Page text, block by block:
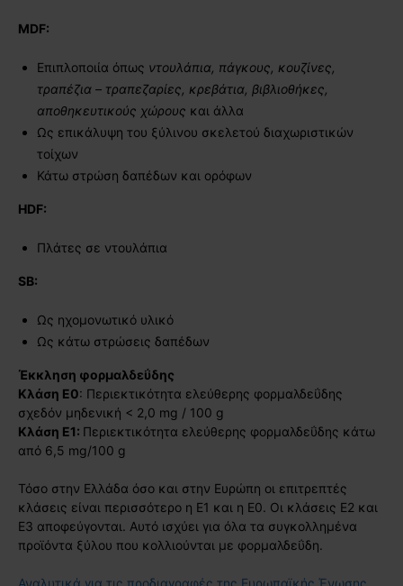
MDF:
Επιπλοποιία όπως ντουλάπια, πάγκους, κουζίνες,
τραπέζια – τραπεζαρίες, κρεβάτια, βιβλιοθήκες,
αποθηκευτικούς χώρους και άλλα
Ως επικάλυψη του ξύλινου σκελετού διαχωριστικών
τοίχων
Κάτω στρώση δαπέδων και ορόφων
HDF:
Πλάτες σε ντουλάπια
SB:
Ως ηχομονωτικό υλικό
Ως κάτω στρώσεις δαπέδων
Έκκληση φορμαλδεΰδης
Κλάση Ε0: Περιεκτικότητα ελεύθερης φορμαλδεΰδης
σχεδόν μηδενική < 2,0 mg / 100 g
Κλάση Ε1: Περιεκτικότητα ελεύθερης φορμαλδεΰδης κάτω
από 6,5 mg/100 g
Τόσο στην Ελλάδα όσο και στην Ευρώπη οι επιτρεπτές
κλάσεις είναι περισσότερο η Ε1 και η Ε0. Οι κλάσεις Ε2 και
Ε3 αποφεύγονται. Αυτό ισχύει για όλα τα συγκολλημένα
προϊόντα ξύλου που κολλιούνται με φορμαλδεΰδη.
Αναλυτικά για τις προδιαγραφές της Ευρωπαϊκής Ένωσης